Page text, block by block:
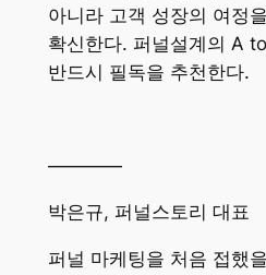
아니라 고객 성장의 여정
확신한다. 퍼널설계의 A
반드시 필독을 추천한다.
————
박은규, 퍼널스토리 대표
퍼널 마케팅을 처음 접했